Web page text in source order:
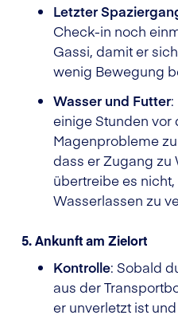
Letzter
Check-in noch
Gassi, damit er
wenig Bewegung
Wasser und Futter
einige Stunden vor
Magenprobleme
dass er Zugang zu
übertreibe es
Wasserlassen zu
5. Ankunft am Zielort
Kontrolle: Sobald
aus der
er unverletzt ist